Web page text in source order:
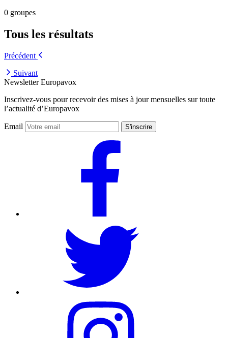
0 groupes
Tous les résultats
Précédent
Suivant
Newsletter Europavox
Inscrivez-vous pour recevoir des mises à jour mensuelles sur toute
l’actualité d’Europavox
Email S'inscrire